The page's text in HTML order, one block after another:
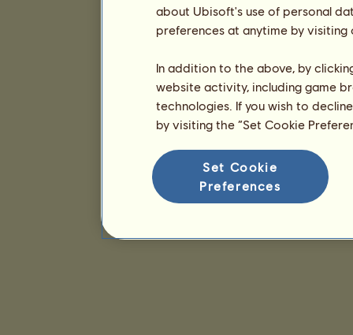
about Ubisoft's use of personal
preferences at anytime by
In addition to the above, by
website activity, including game
technologies. If you wish to
by visiting the “Set Cookie
Set Cookie
Preferences